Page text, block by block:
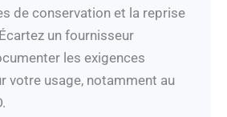
de conservation et la reprise
un fournisseur
les exigences
votre usage, notamment au